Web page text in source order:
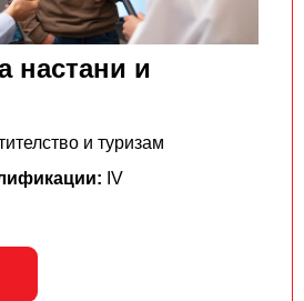
настани и
и туризам
IV